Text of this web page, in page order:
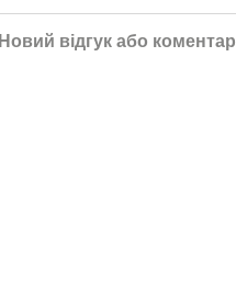
Новий відгук або коментар